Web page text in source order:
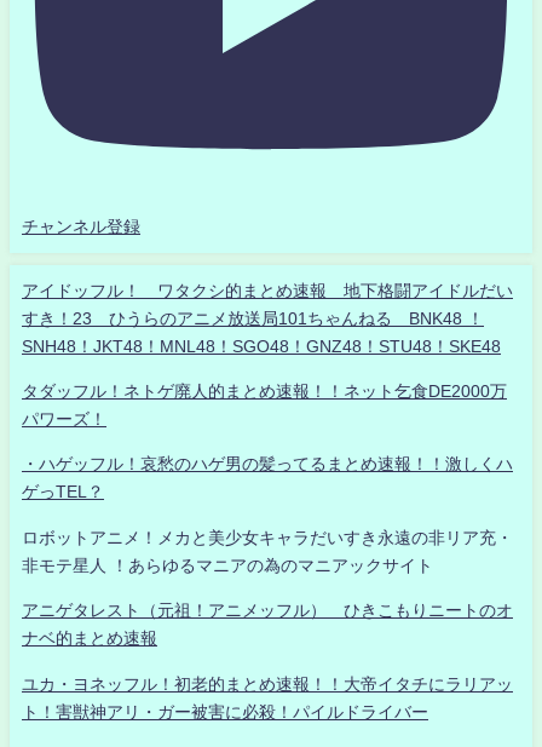
チャンネル登録
アイドッフル！ ワタクシ的まとめ速報 地下格闘アイドルだい
すき！23 ひうらのアニメ放送局101ちゃんねる BNK48 ！
SNH48！JKT48！MNL48！SGO48！GNZ48！STU48！SKE48
タダッフル！ネトゲ廃人的まとめ速報！！ネット乞食DE2000万
パワーズ！
・ハゲッフル！哀愁のハゲ男の髪ってるまとめ速報！！激しくハ
ゲっTEL？
ロボットアニメ！メカと美少女キャラだいすき永遠の非リア充・
非モテ星人 ！あらゆるマニアの為のマニアックサイト
アニゲタレスト（元祖！アニメッフル） ひきこもりニートのオ
ナベ的まとめ速報
ユカ・ヨネッフル！初老的まとめ速報！！大帝イタチにラリアッ
ト！害獣神アリ・ガー被害に必殺！パイルドライバー